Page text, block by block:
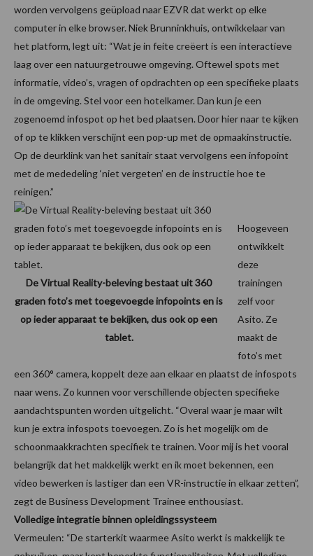
worden vervolgens geüpload naar EZVR dat werkt op elke
computer in elke browser. Niek Brunninkhuis, ontwikkelaar van
het platform, legt uit: “Wat je in feite creëert is een interactieve
laag over een natuurgetrouwe omgeving. Oftewel spots met
informatie, video’s, vragen of opdrachten op een specifieke plaats
in de omgeving. Stel voor een hotelkamer. Dan kun je een
zogenoemd infospot op het bed plaatsen. Door hier naar te kijken
of op te klikken verschijnt een pop-up met de opmaakinstructie.
Op de deurklink van het sanitair staat vervolgens een infopoint
met de mededeling ‘niet vergeten’ en de instructie hoe te
reinigen.”
De Virtual Reality-beleving bestaat uit 360
graden foto’s met toegevoegde infopoints en is
op ieder apparaat te bekijken, dus ook op een
tablet.
Hoogeveen
ontwikkelt
deze
trainingen
zelf voor
Asito. Ze
maakt de
foto’s met
een 360° camera, koppelt deze aan elkaar en plaatst de infospots
naar wens. Zo kunnen voor verschillende objecten specifieke
aandachtspunten worden uitgelicht. “Overal waar je maar wilt
kun je extra infospots toevoegen. Zo is het mogelijk om de
schoonmaakkrachten specifiek te trainen. Voor mij is het vooral
belangrijk dat het makkelijk werkt en ik moet bekennen, een
video bewerken is lastiger dan een VR-instructie in elkaar zetten”,
zegt de Business Development Trainee enthousiast.
Volledige integratie binnen opleidingssysteem
Vermeulen: “De starterkit waarmee Asito werkt is makkelijk te